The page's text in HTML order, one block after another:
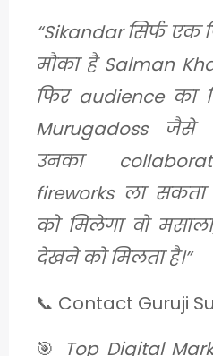
“Sikandar सिर्फ
मौका है Salman
फिर audience का
Murugadoss
उनका
fireworks ला
को मिलेगा वो
देखने को मिलता है।”
📞 Contact Guruji
🎯
Top Digital